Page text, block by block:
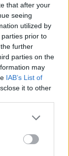
that after your
seeing
utilized by
prior to
further
parties on the
may
IAB’s List of
it to other